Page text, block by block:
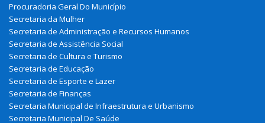
Procuradoria Geral Do Município
Secretaria da Mulher
Secretaria de Administração e Recursos Humanos
Secretaria de Assistência Social
Secretaria de Cultura e Turismo
Secretaria de Educação
Secretaria de Esporte e Lazer
Secretaria de Finanças
Secretaria Municipal de Infraestrutura e Urbanismo
Secretaria Municipal De Saúde